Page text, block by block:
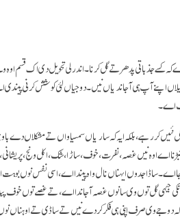
کسے جذباتی پدھر تے گل کرنا۔ اندرلی تحویل دی اک قسم
اپنے آپ ہی آ جاندیاں نیں۔ دوجیاں لئی کوشش کرنی
اے۔
نئیں کر رہے، بلکہ ایہ کہ ساریاں سمسیاواں تے مشکلاں
اے اوہ نیں غصہ، نفرت، خوف، ساڑا، شک، اکل ونج،
ساڈا جدوں ایہناں نال واہ پیندا اے، اسی نفس نوں
نکی جیہی گل توں وی سانوں غصہ آ جاندا اے، تے غصے توں
دوجے وی صرف اپنی ہی فکر کردے نیں تے ساڈی تے اوہناں